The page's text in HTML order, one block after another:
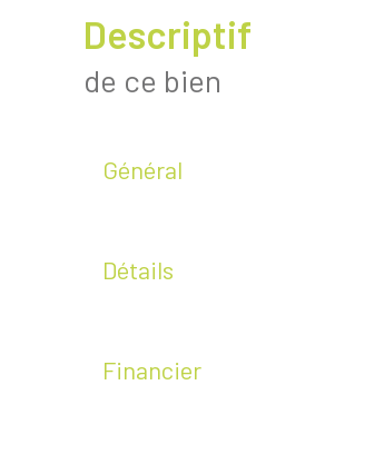
descriptif
de ce bien
Général
Détails
Financier